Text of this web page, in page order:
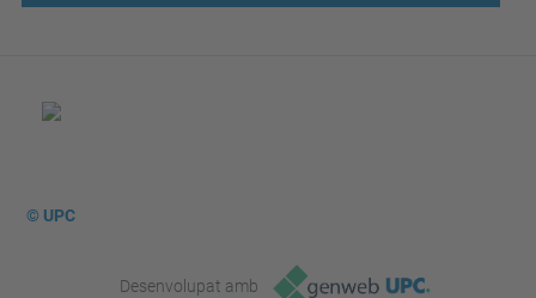
© UPC
Desenvolupat amb